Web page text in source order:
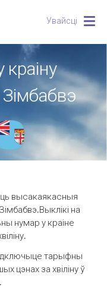
Увайсці
краіну
высакаякасныя
Выклікі на
нумар у краіне
тарыфны
цэнах за хвіліну ў